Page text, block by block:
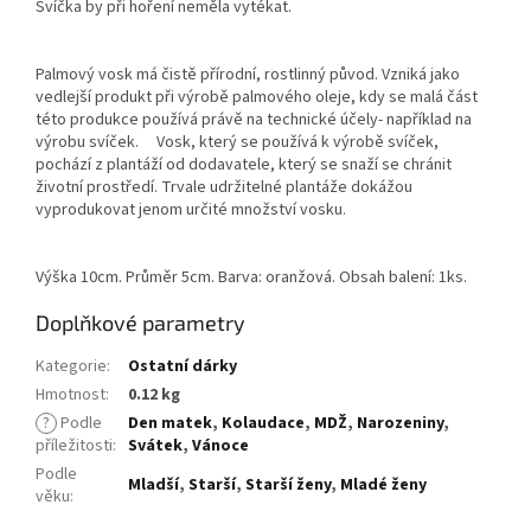
Svíčka by při hoření neměla vytékat.
Palmový vosk má čistě přírodní, rostlinný původ. Vzniká jako
vedlejší produkt při výrobě palmového oleje, kdy se malá část
této produkce používá právě na technické účely- například na
výrobu svíček. Vosk, který se používá k výrobě svíček,
pochází z plantáží od dodavatele, který se snaží se chránit
životní prostředí. Trvale udržitelné plantáže dokážou
vyprodukovat jenom určité množství vosku.
Výška 10cm. Průměr 5cm. Barva: oranžová. Obsah balení: 1ks.
Doplňkové parametry
Kategorie:
Ostatní dárky
Hmotnost:
0.12 kg
? Podle
příležitosti:
Den matek, Kolaudace, MDŽ, Narozeniny,
Svátek, Vánoce
Podle
věku: Mladší, Starší, Starší ženy, Mladé ženy